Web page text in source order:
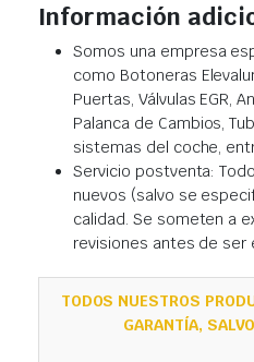
Información
Somos una empresa
como Botoneras
Puertas, Válvulas EGR,
Palanca de Cambios,
sistemas del coche,
Servicio postventa:
nuevos (salvo se
calidad. Se someten a
revisiones antes de ser
TODOS NUESTROS
GARANTÍA,